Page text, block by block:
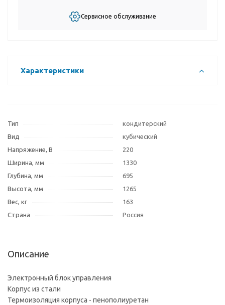
Сервисное обслуживание
Характеристики
Тип
кондитерский
Вид
кубический
Напряжение, В
220
Ширина, мм
1330
Глубина, мм
695
Высота, мм
1265
Вес, кг
163
Страна
Россия
Описание
Электронный блок управления
Корпус из стали
Термоизоляция корпуса - пенополиуретан